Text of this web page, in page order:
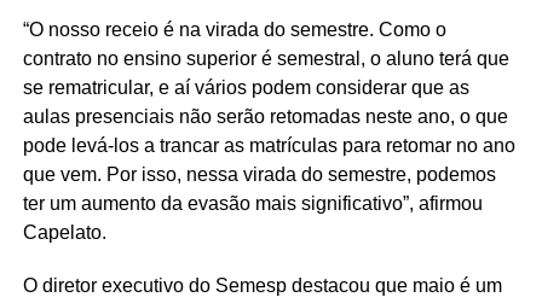
“O nosso receio é na virada do semestre. Como o
contrato no ensino superior é semestral, o aluno terá que
se rematricular, e aí vários podem considerar que as
aulas presenciais não serão retomadas neste ano, o que
pode levá-los a trancar as matrículas para retomar no ano
que vem. Por isso, nessa virada do semestre, podemos
ter um aumento da evasão mais significativo”, afirmou
Capelato.
O diretor executivo do Semesp destacou que maio é um